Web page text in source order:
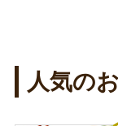
人気の